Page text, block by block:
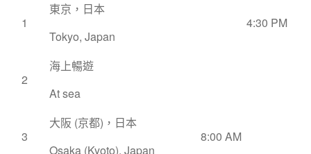
1
東京，日本
Tokyo, Japan
4:30 PM
2
海上暢遊
At sea
3
大阪 (京都)，日本
Osaka (Kyoto), Japan
8:00 AM